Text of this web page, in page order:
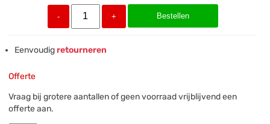
- + Bestellen
Eenvoudigretourneren
Offerte
Vraag bij grotere aantallen of geen voorraad vrijblijvend een
offerte aan.